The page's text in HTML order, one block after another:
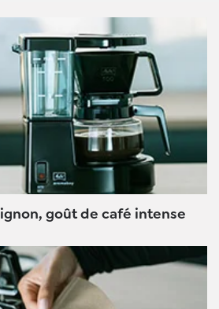
goût de café intense